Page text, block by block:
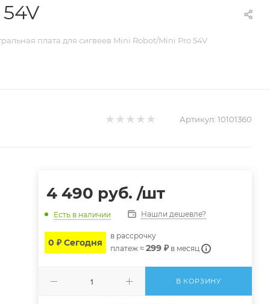
плата для сигвеев Mini Robot/Mini Pro 54V
Артикул: 10101360
4 490 руб. /шт
Есть в наличии Нашли дешевле?
0 ₽ Сегодня
в расcрочку
платеж ≈ 299 ₽в месяц
В КОРЗИНУ